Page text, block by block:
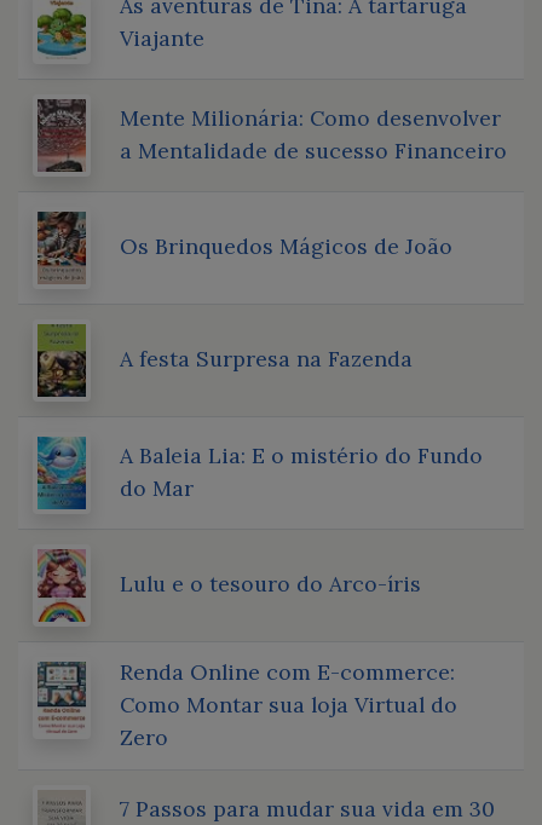
Viajante
Mente Milionária: Como desenvolver
a Mentalidade de sucesso Financeiro
Os Brinquedos Mágicos de João
A festa Surpresa na Fazenda
A Baleia Lia: E o mistério do Fundo
do Mar
Lulu e o tesouro do Arco-íris
Renda Online com E-commerce:
Como Montar sua loja Virtual do
Zero
7 Passos para mudar sua vida em 30